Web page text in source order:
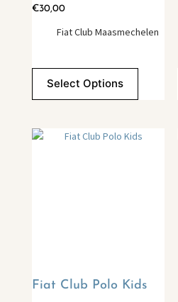
€30,00
Fiat Club Maasmechelen
Select Options
Fiat Club Polo Kids